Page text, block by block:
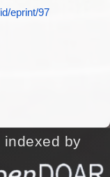
eprint/97
by